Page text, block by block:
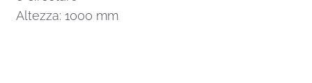
Altezza: 1000 mm